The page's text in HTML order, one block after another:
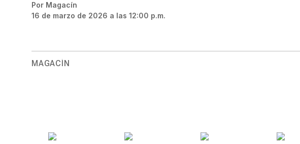
Por Magacín
16 de marzo de 2026 a las 12:00 p.m.
MAGACÍN